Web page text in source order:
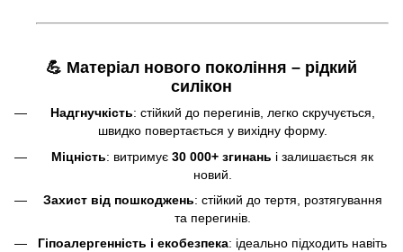
💪 Матеріал нового покоління – рідкий
силікон
Надгнучкість: стійкий до перегинів, легко скручується,
швидко повертається у вихідну форму.
Міцність: витримує 30 000+ згинань і залишається як
новий.
Захист від пошкоджень: стійкий до тертя, розтягування
та перегинів.
Гіпоалергенність і екобезпека: ідеально підходить навіть